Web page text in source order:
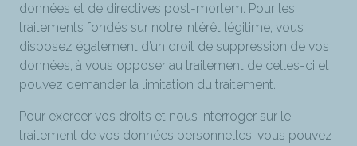
données et de directives post-mortem. Pour les
traitements fondés sur notre intérêt légitime, vous
disposez également d’un droit de suppression de vos
données, à vous opposer au traitement de celles-ci et
pouvez demander la limitation du traitement.
Pour exercer vos droits et nous interroger sur le
traitement de vos données personnelles, vous pouvez